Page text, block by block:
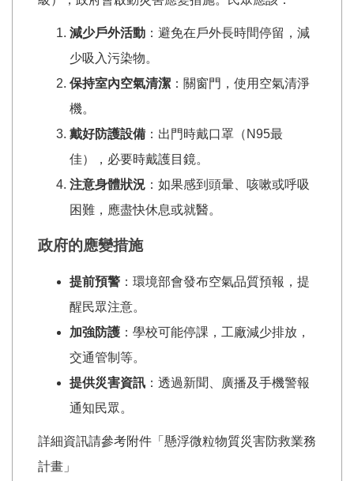
減少戶外活動 ：避免在戶外長時間停留，減
少吸入污染物。
保持室內空氣清潔 ：關窗門，使用空氣清淨
機。
戴好防護設備 ：出門時戴口罩（N95最
佳），必要時戴護目鏡。
注意身體狀況 ：如果感到頭暈、咳嗽或呼吸
困難，應盡快休息或就醫。
政府的應變措施
提前預警 ：環境部會發布空氣品質預報，提
醒民眾注意。
加強防護 ：學校可能停課，工廠減少排放，
交通管制等。
提供災害資訊 ：透過新聞、廣播及手機警報
通知民眾。
詳細資訊請參考附件「懸浮微粒物質災害防救業務
計畫」